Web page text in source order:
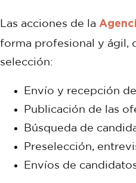
Las acciones de la
forma profesional y ágil,
selección:
Envío y recepción
Publicación de las
Búsqueda de
Preselección,
Envíos de